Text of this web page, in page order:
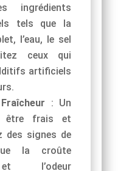
ingrédients
tels que la
l’eau, le sel
ceux qui
artificiels
Fraîcheur : Un
être frais et
des signes de
la croûte
l’odeur